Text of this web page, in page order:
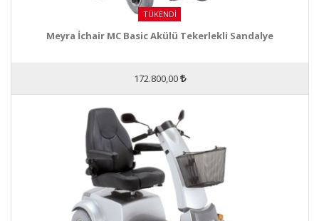
TÜKENDI
Meyra İchair MC Basic Akülü Tekerlekli Sandalye
172.800,00